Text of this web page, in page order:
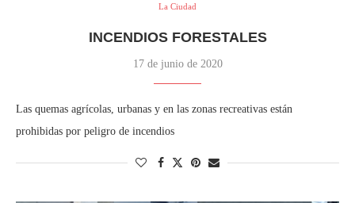
La Ciudad
INCENDIOS FORESTALES
17 de junio de 2020
Las quemas agrícolas, urbanas y en las zonas recreativas están
prohibidas por peligro de incendios